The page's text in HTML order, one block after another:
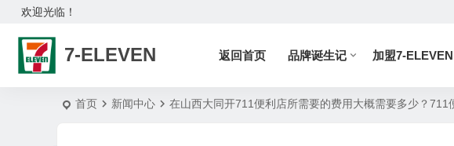
欢迎光临！
7-ELEVEN 返回首页 品牌诞生记 加盟7-ELEVEN
首页 新闻中心 在山西大同开711便利店所需要的费用大概需要多少？711